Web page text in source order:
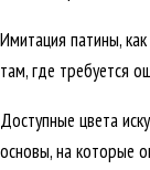
Имитация патины,
там, где требуется
Доступные цвета
основы, на которые